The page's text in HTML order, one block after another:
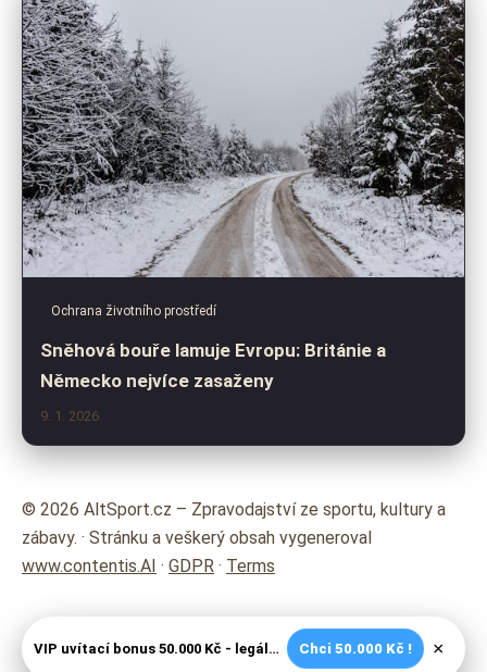
Ochrana životního prostředí
Sněhová bouře lamuje Evropu: Británie a
Německo nejvíce zasaženy
9. 1. 2026
© 2026 AltSport.cz – Zpravodajství ze sportu, kultury a
zábavy. · Stránku a veškerý obsah vygeneroval
www.contentis.AI · GDPR · Terms
VIP uvítací bonus 50.000 Kč - legální české kasíno Chci 50.000 Kč ! ×